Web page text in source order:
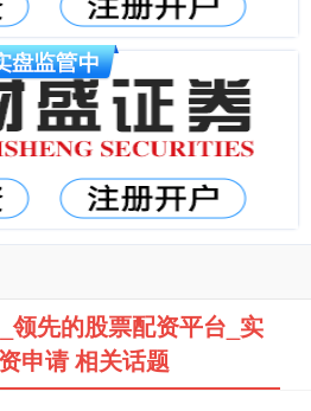
领先的股票配资平台_实
申请 相关话题